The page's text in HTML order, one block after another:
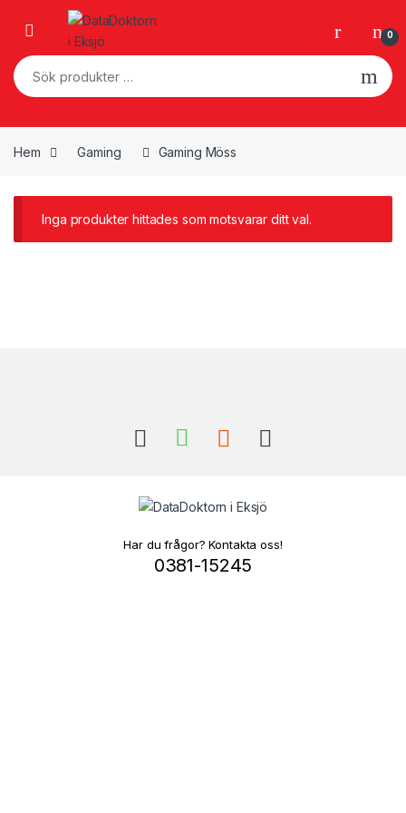
Skip to navigation
Skip to content
Open 0
Sök efter:
Hem Gaming Gaming Möss
Inga produkter hittades som motsvarar ditt val.
Har du frågor? Kontakta oss!
0381-15245